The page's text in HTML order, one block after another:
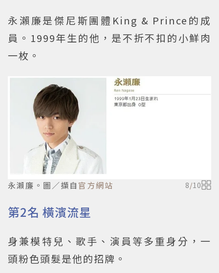
永瀨廉是傑尼斯團體King & Prince的成
員。1999年生的他，是不折不扣的小鮮肉
一枚。
永瀨廉。圖／擷自 官方網站 8/10
第2名 橫濱流星
身兼模特兒、歌手、演員等多重身分，一
頭粉色頭髮是他的招牌。